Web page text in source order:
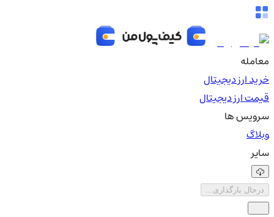
معامله
خرید ارز دیجیتال
قیمت ارز دیجیتال
سرویس ها
وبلاگ
سایر
درحال بارگذاری...